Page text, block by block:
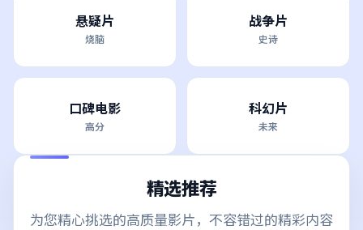
悬疑片
烧脑
战争片
史诗
口碑电影
高分
科幻片
未来
精选推荐
为您精心挑选的高质量影片，不容错过的精彩内容